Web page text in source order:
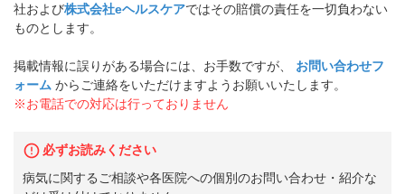
社および株式会社eヘルスケアではその賠償の責任を一切負わない
ものとします。
掲載情報に誤りがある場合には、お手数ですが、
お問い合わせフ
ォーム からご連絡をいただけますようお願いいたします。
※お電話での対応は行っておりません
必ずお読みください
病気に関するご相談や各医院への個別のお問い合わせ・紹介な